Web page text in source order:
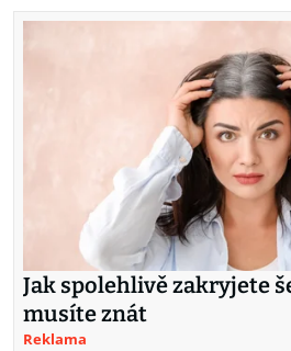
Jak spolehlivě zakryjete
musíte znát
Reklama